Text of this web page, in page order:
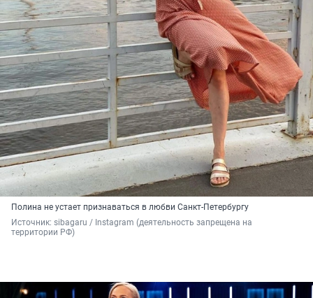
Полина не устает признаваться в любви Санкт-Петербургу
Источник: sibagaru / Instagram (деятельность запрещена на
территории РФ)